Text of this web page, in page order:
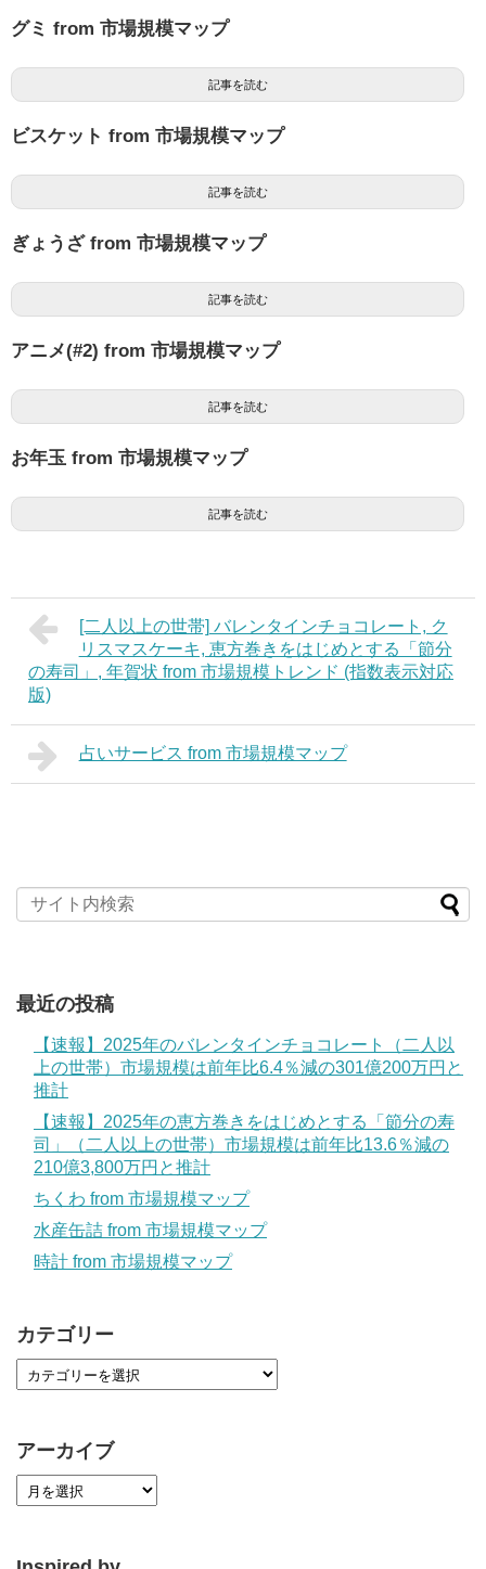
グミ from 市場規模マップ
記事を読む
ビスケット from 市場規模マップ
記事を読む
ぎょうざ from 市場規模マップ
記事を読む
アニメ(#2) from 市場規模マップ
記事を読む
お年玉 from 市場規模マップ
記事を読む
[二人以上の世帯] バレンタインチョコレート, ク
リスマスケーキ, 恵方巻きをはじめとする「節分
の寿司」, 年賀状 from 市場規模トレンド (指数表示対応
版)
占いサービス from 市場規模マップ
最近の投稿
【速報】2025年のバレンタインチョコレート（二人以
上の世帯）市場規模は前年比6.4％減の301億200万円と
推計
【速報】2025年の恵方巻きをはじめとする「節分の寿
司」（二人以上の世帯）市場規模は前年比13.6％減の
210億3,800万円と推計
ちくわ from 市場規模マップ
水産缶詰 from 市場規模マップ
時計 from 市場規模マップ
カテゴリー
アーカイブ